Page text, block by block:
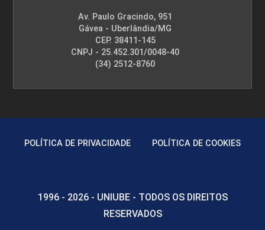
Av. Paulo Gracindo, 951
Gávea - Uberlândia/MG
CEP. 38411-145
CNPJ - 25.452.301/0048-40
(34) 2512-8760
POLÍTICA DE PRIVACIDADE POLÍTICA DE COOKIES
1996 - 2026 - UNIUBE - TODOS OS DIREITOS
RESERVADOS